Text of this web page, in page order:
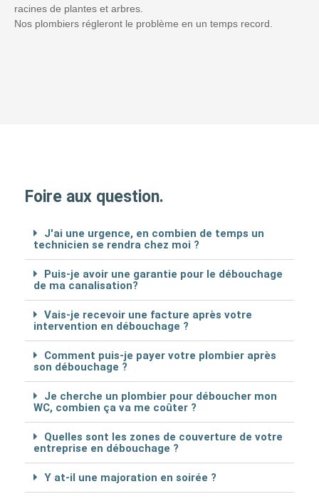
racines de plantes et arbres.
Nos plombiers régleront le problème en un temps record.
Foire aux question.
J'ai une urgence, en combien de temps un
technicien se rendra chez moi ?
Puis-je avoir une garantie pour le débouchage
de ma canalisation?
Vais-je recevoir une facture après votre
intervention en débouchage ?
Comment puis-je payer votre plombier après
son débouchage ?
Je cherche un plombier pour déboucher mon
WC, combien ça va me coûter ?
Quelles sont les zones de couverture de votre
entreprise en débouchage ?
Y at-il une majoration en soirée ?